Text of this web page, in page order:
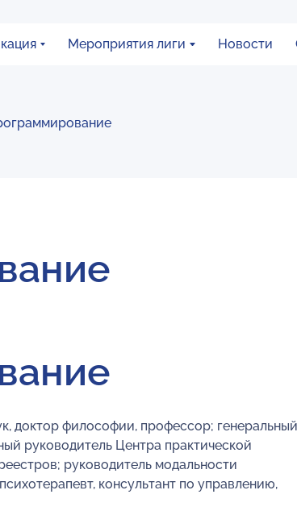
Мероприятия лиги Новости
доктор философии, профессор; генеральный
руководитель Центра практической
руководитель модальности
консультант по управлению,